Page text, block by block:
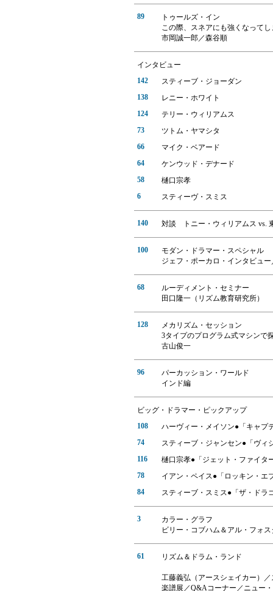
89
トゥールズ・イン
この際、スネアにも強くなってし
市岡誠一郎／森谷順
インタビュー
142
スティーブ・ジョーダン
138
レニー・ホワイト
124
テリー・ウィリアムス
73
ツトム・ヤマシタ
66
マイク・ベアード
64
ケンウッド・デナード
58
樋口宗孝
6
スティーヴ・スミス
140 対談 トニー・ウィリアムス vs.
100
モダン・ドラマー・スペシャル
ジェフ・ポーカロ・インタビュ
68
ルーディメント・セミナー
田口隆一（リズム教育研究所）
128
メカリズム・セッション
3タイプのプログラム式マシンで
古山俊一
96
パーカッション・ワールド
インド編
ビッグ・ドラマー・ピックアップ
108
ハーヴィー・メイソン●「キャプ
74
スティーブ・ジャンセン●「ヴィ
116
樋口宗孝●「ジェット・ファイタ
78
イアン・ペイス●「ロッキン・エ
84
スティーブ・スミス●「ザ・ドラ
3
カラー・グラフ
ビリー・コブハム＆アル・フォ
61 リズム＆ドラム・ランド
工藤義弘（アースシェイカー）
楽譜展／Q&Aコーナー／ニュー